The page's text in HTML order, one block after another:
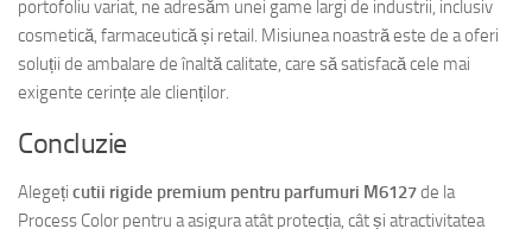
portofoliu variat, ne adresăm unei game largi de industrii, inclusiv
cosmetică, farmaceutică și retail. Misiunea noastră este de a oferi
soluții de ambalare de înaltă calitate, care să satisfacă cele mai
exigente cerințe ale clienților.
Concluzie
Alegeți cutii rigide premium pentru parfumuri M6127de la
Process Color pentru a asigura atât protecția, cât și atractivitatea